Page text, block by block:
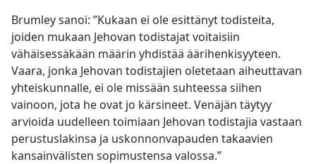
Brumley sanoi: ”Kukaan ei ole esittänyt todisteita,
joiden mukaan Jehovan todistajat voitaisiin
vähäisessäkään määrin yhdistää äärihenkisyyteen.
Vaara, jonka Jehovan todistajien oletetaan aiheuttavan
yhteiskunnalle, ei ole missään suhteessa siihen
vainoon, jota he ovat jo kärsineet. Venäjän täytyy
arvioida uudelleen toimiaan Jehovan todistajia vastaan
perustuslakinsa ja uskonnonvapauden takaavien
kansainvälisten sopimustensa valossa.”